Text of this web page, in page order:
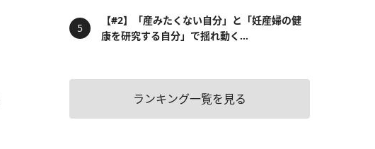
【#2】「産みたくない自分」と「妊産婦の健
康を研究する自分」で揺れ動く...
ランキング一覧を見る